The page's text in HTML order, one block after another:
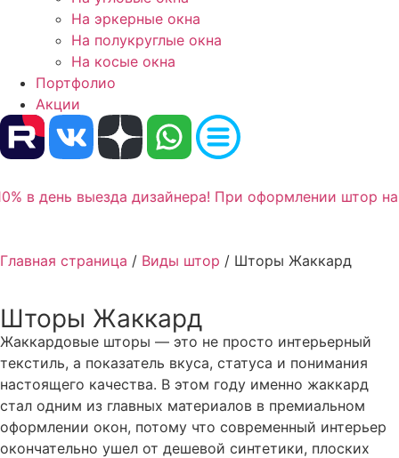
На эркерные окна
На полукруглые окна
На косые окна
Портфолио
Акции
в день выезда дизайнера! При оформлении штор
Главная страница / Виды штор / Шторы Жаккард
Шторы Жаккард
Жаккардовые шторы — это не просто интерьерный
текстиль, а показатель вкуса, статуса и понимания
настоящего качества. В этом году именно жаккард
стал одним из главных материалов в премиальном
оформлении окон, потому что современный интерьер
окончательно ушел от дешевой синтетики, плоских